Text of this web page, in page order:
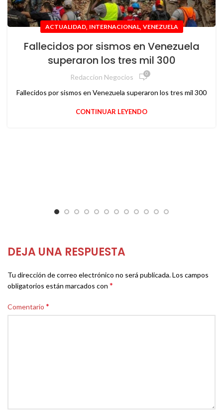
ACTUALIDAD, INTERNACIONAL, VENEZUELA
Fallecidos por sismos en Venezuela
superaron los tres mil 300
Redaccion Negocios 0
Fallecidos por sismos en Venezuela superaron los tres mil 300
CONTINUAR LEYENDO
DEJA UNA RESPUESTA
Tu dirección de correo electrónico no será publicada.Los campos
obligatorios están marcados con *
Comentario *